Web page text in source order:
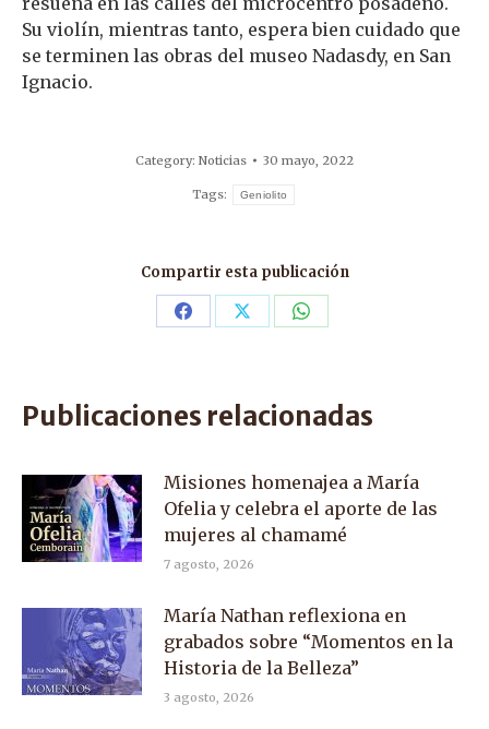
Su violín, mientras tanto, espera bien cuidado que
se terminen las obras del museo Nadasdy, en San
Ignacio.
Category: Noticias 30 mayo, 2022
Tags: Geniolito
Compartir esta publicación
Share Share Share
Publicaciones relacionadas
Misiones homenajea a María
Ofelia y celebra el aporte de las
mujeres al chamamé
7 agosto, 2026
María Nathan reflexiona en
grabados sobre “Momentos en la
Historia de la Belleza”
3 agosto, 2026